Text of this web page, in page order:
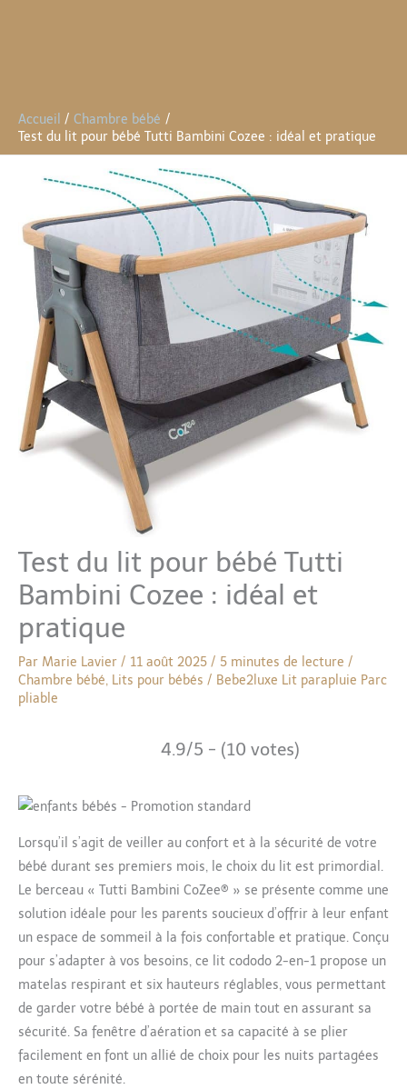
Accueil
Chambre bébé
Test du lit pour bébé Tutti Bambini Cozee : idéal et pratique
Test du lit pour bébé Tutti
Bambini Cozee : idéal et
pratique
Par Marie Lavier / 11 août 2025 / 5 minutes de lecture /
Chambre bébé, Lits pour bébés / Bebe2luxe Lit parapluie Parc
pliable
4.9/5 - (10 votes)
Lorsqu’il s’agit de veiller au confort et à la sécurité de votre
bébé durant ses premiers mois, le choix du lit est primordial.
Le berceau « Tutti Bambini CoZee® » se présente comme une
solution idéale pour les parents soucieux d’offrir à leur enfant
un espace de sommeil à la fois confortable et pratique. Conçu
pour s’adapter à vos besoins, ce lit cododo 2-en-1 propose un
matelas respirant et six hauteurs réglables, vous permettant
de garder votre bébé à portée de main tout en assurant sa
sécurité. Sa fenêtre d’aération et sa capacité à se plier
facilement en font un allié de choix pour les nuits partagées
en toute sérénité.